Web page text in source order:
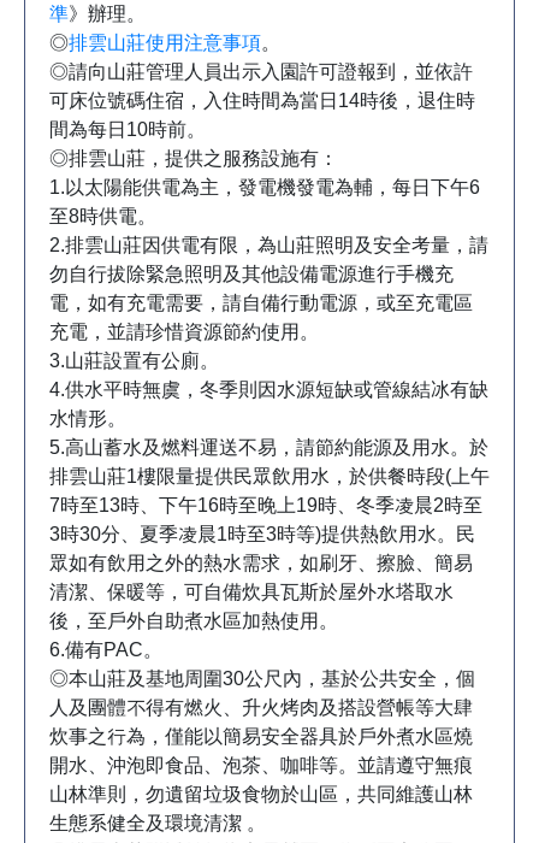
準》辦理。
◎排雲山莊使用注意事項。
◎請向山莊管理人員出示入園許可證報到，並依許
可床位號碼住宿，入住時間為當日14時後，退住時
間為每日10時前。
◎排雲山莊，提供之服務設施有：
1.以太陽能供電為主，發電機發電為輔，每日下午6
至8時供電。
2.排雲山莊因供電有限，為山莊照明及安全考量，請
勿自行拔除緊急照明及其他設備電源進行手機充
電，如有充電需要，請自備行動電源，或至充電區
充電，並請珍惜資源節約使用。
3.山莊設置有公廁。
4.供水平時無虞，冬季則因水源短缺或管線結冰有缺
水情形。
5.高山蓄水及燃料運送不易，請節約能源及用水。於
排雲山莊1樓限量提供民眾飲用水，於供餐時段(上午
7時至13時、下午16時至晚上19時、冬季凌晨2時至
3時30分、夏季凌晨1時至3時等)提供熱飲用水。民
眾如有飲用之外的熱水需求，如刷牙、擦臉、簡易
清潔、保暖等，可自備炊具瓦斯於屋外水塔取水
後，至戶外自助煮水區加熱使用。
6.備有PAC。
◎本山莊及基地周圍30公尺內，基於公共安全，個
人及團體不得有燃火、升火烤肉及搭設營帳等大肆
炊事之行為，僅能以簡易安全器具於戶外煮水區燒
開水、沖泡即食品、泡茶、咖啡等。並請遵守無痕
山林準則，勿遺留垃圾食物於山區，共同維護山林
生態系健全及環境清潔 。